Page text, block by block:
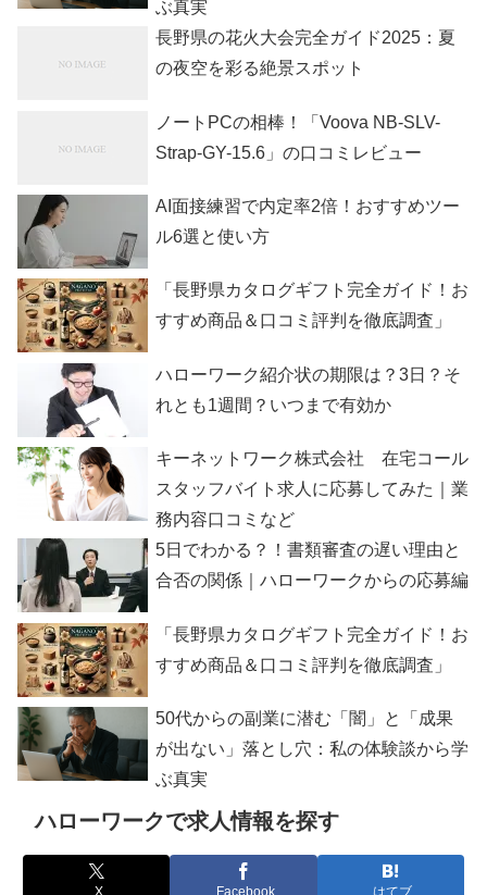
ぶ真実
長野県の花火大会完全ガイド2025：夏
の夜空を彩る絶景スポット
ノートPCの相棒！「Voova NB-SLV-
Strap-GY-15.6」の口コミレビュー
AI面接練習で内定率2倍！おすすめツー
ル6選と使い方
「長野県カタログギフト完全ガイド！お
すすめ商品＆口コミ評判を徹底調査」
ハローワーク紹介状の期限は？3日？そ
れとも1週間？いつまで有効か
キーネットワーク株式会社 在宅コール
スタッフバイト求人に応募してみた｜業
務内容口コミなど
5日でわかる？！書類審査の遅い理由と
合否の関係｜ハローワークからの応募編
「長野県カタログギフト完全ガイド！お
すすめ商品＆口コミ評判を徹底調査」
50代からの副業に潜む「闇」と「成果
が出ない」落とし穴：私の体験談から学
ぶ真実
ハローワークで求人情報を探す
X Facebook はてブ